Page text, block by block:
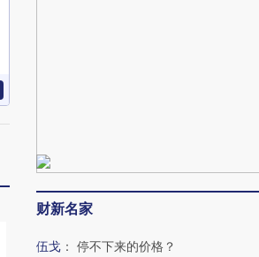
财新名家
伍戈 ： 停不下来的价格？